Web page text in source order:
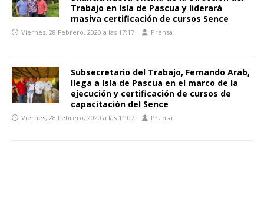
Trabajo en Isla de Pascua y liderará
masiva certificación de cursos Sence
Viernes, 28 Febrero, 2020 a las 17:17 Prensa
Subsecretario del Trabajo, Fernando Arab,
llega a Isla de Pascua en el marco de la
ejecución y certificación de cursos de
capacitación del Sence
Viernes, 28 Febrero, 2020 a las 11:07 Prensa